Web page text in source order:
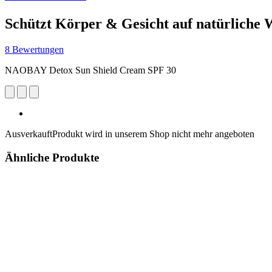
Schützt Körper & Gesicht auf natürliche
8 Bewertungen
NAOBAY Detox Sun Shield Cream SPF 30
AusverkauftProdukt wird in unserem Shop nicht mehr angeboten
Ähnliche Produkte